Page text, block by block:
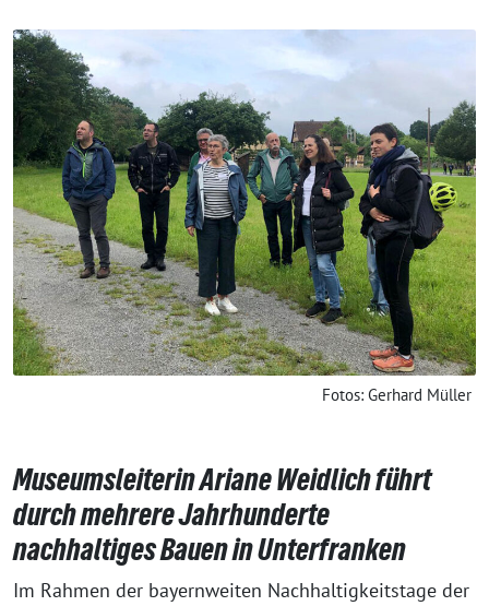
Fotos: Gerhard Müller
Museumsleiterin Ariane Weidlich führt
durch mehrere Jahrhunderte
nachhaltiges Bauen in Unterfranken
Im Rahmen der bayernweiten Nachhaltigkeitstage der